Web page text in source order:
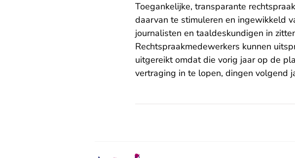
Toegankelijke, transparante
daarvan te stimuleren en ingewikkeld
journalisten en taaldeskundigen in
Rechtspraakmedewerkers kunnen
uitgereikt omdat die vorig jaar op de
vertraging in te lopen, dingen volgend